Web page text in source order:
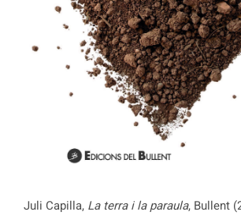
Juli Capilla, La terra i la paraula, Bullent